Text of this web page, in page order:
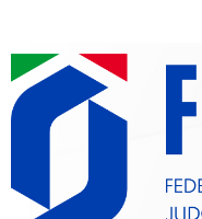
Norme e
Classifica